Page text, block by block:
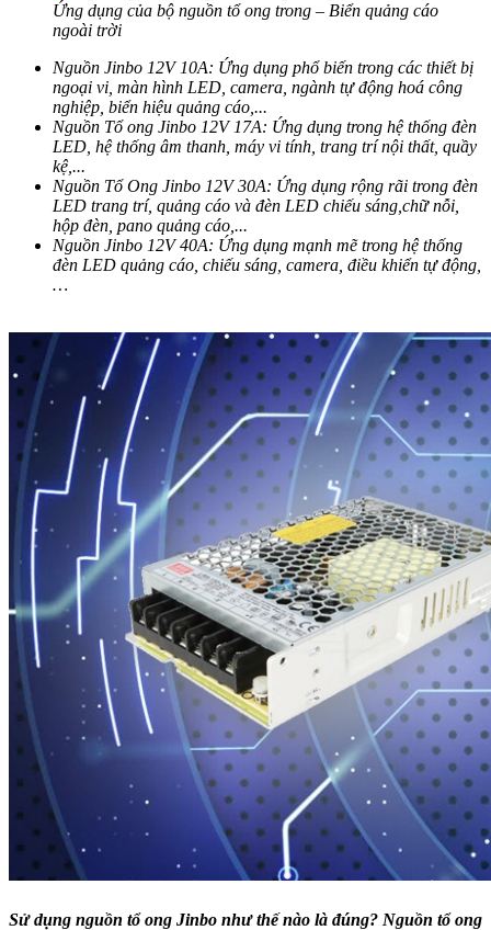
Ứng dụng của bộ nguồn tổ ong trong – Biển quảng cáo
ngoài trời
Nguồn Jinbo 12V 10A: Ứng dụng phổ biến trong các thiết bị
ngoại vi, màn hình LED, camera, ngành tự động hoá công
nghiệp, biển hiệu quảng cáo,...
Nguồn Tổ ong Jinbo 12V 17A: Ứng dụng trong hệ thống đèn
LED, hệ thống âm thanh, máy vi tính, trang trí nội thất, quầy
kệ,...
Nguồn Tổ Ong Jinbo 12V 30A: Ứng dụng rộng rãi trong đèn
LED trang trí, quảng cáo và đèn LED chiếu sáng,chữ nỗi,
hộp đèn, pano quảng cáo,...
Nguồn Jinbo 12V 40A: Ứng dụng mạnh mẽ trong hệ thống
đèn LED quảng cáo, chiếu sáng, camera, điều khiển tự động,
…
Sử dụng nguồn tổ ong Jinbo như thế nào là đúng? Nguồn tổ ong